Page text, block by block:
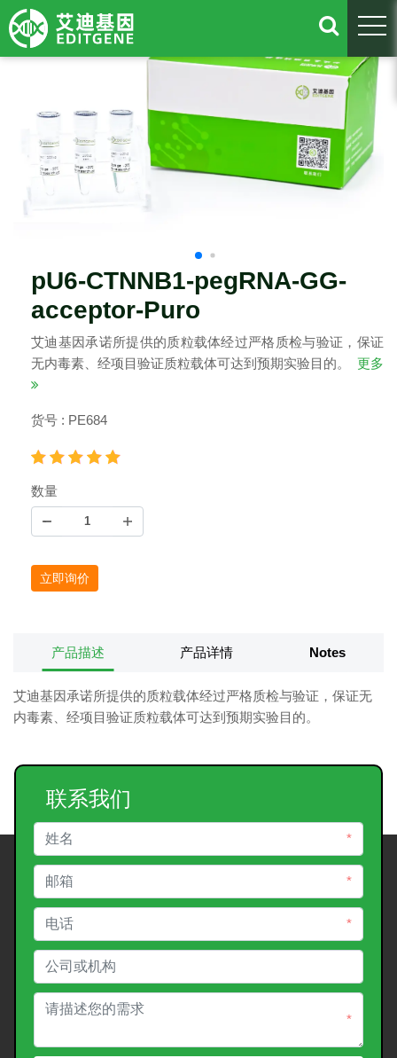
pU6-CTNNB1-pegRNA-GG-
acceptor-Puro
艾迪基因承诺所提供的质粒载体经过严格质检与验证，保证
无内毒素、经项目验证质粒载体可达到预期实验目的。
更多
货号 : PE684
数量
立即询价
产品描述 产品详情 Notes
艾迪基因承诺所提供的质粒载体经过严格质检与验证，保证无
内毒素、经项目验证质粒载体可达到预期实验目的。
联系我们
*
*
*
*